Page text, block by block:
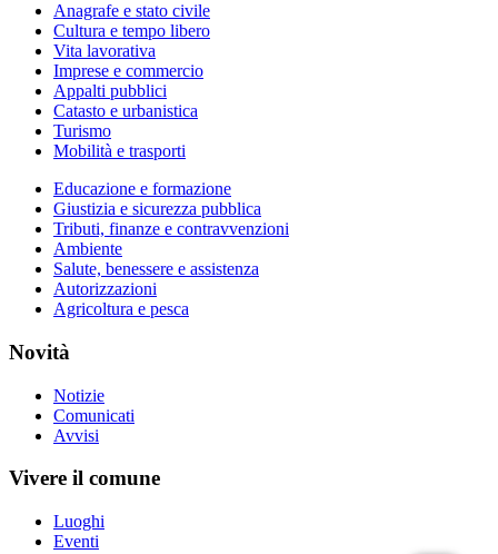
Anagrafe e stato civile
Cultura e tempo libero
Vita lavorativa
Imprese e commercio
Appalti pubblici
Catasto e urbanistica
Turismo
Mobilità e trasporti
Educazione e formazione
Giustizia e sicurezza pubblica
Tributi, finanze e contravvenzioni
Ambiente
Salute, benessere e assistenza
Autorizzazioni
Agricoltura e pesca
Novità
Notizie
Comunicati
Avvisi
Vivere il comune
Luoghi
Eventi